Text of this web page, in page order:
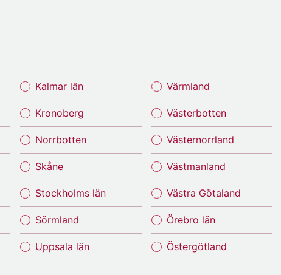
Kalmar län
Kronoberg
Norrbotten
Skåne
Stockholms län
Sörmland
Uppsala län
Värmland
Västerbotten
Västernorrland
Västmanland
Västra Götaland
Örebro län
Östergötland